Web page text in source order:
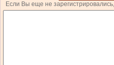
Если Вы еще не